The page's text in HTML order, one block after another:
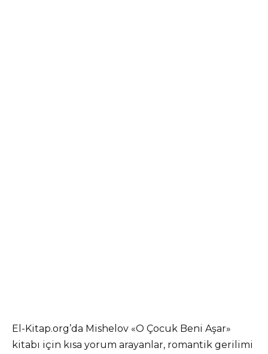
El-Kitap.org’da Mishelov «O Çocuk Beni Aşar»
kitabı için kısa yorum arayanlar, romantik gerilimi